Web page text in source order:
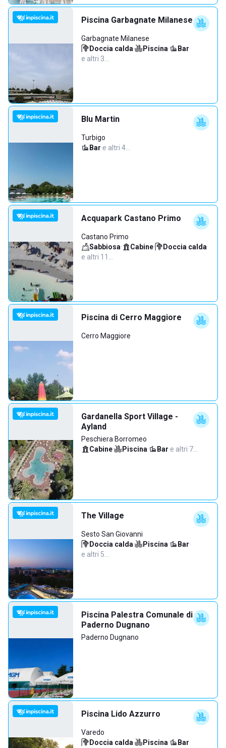
Piscina Garbagnate Milanese
Garbagnate Milanese
Doccia calda· Piscina· Bar·
e altri 3…
Blu Martin
Turbigo
Bar·e altri 4…
Acquapark Castano Primo
Castano Primo
Sabbiosa· Cabine· Doccia calda·
e altri 11…
Piscina di Cerro Maggiore
Cerro Maggiore
Gardanella Sport Village -
Ayland
Peschiera Borromeo
Cabine· Piscina· Bar·e altri 7…
The Village
Sesto San Giovanni
Doccia calda· Piscina· Bar·
e altri 5…
Piscina Palestra Comunale di
Paderno Dugnano
Paderno Dugnano
Piscina Lido Azzurro
Varedo
Doccia calda· Piscina· Bar·